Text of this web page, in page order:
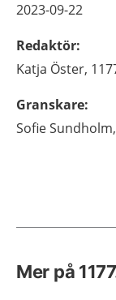
2023-09-22
Redaktör:
Katja Öster,
Granskare:
SofieSundholm,
Mer på